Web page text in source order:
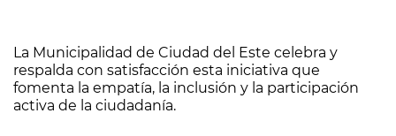
La Municipalidad de Ciudad del Este celebra y
respalda con satisfacción esta iniciativa que
fomenta la empatía, la inclusión y la participación
activa de la ciudadanía.